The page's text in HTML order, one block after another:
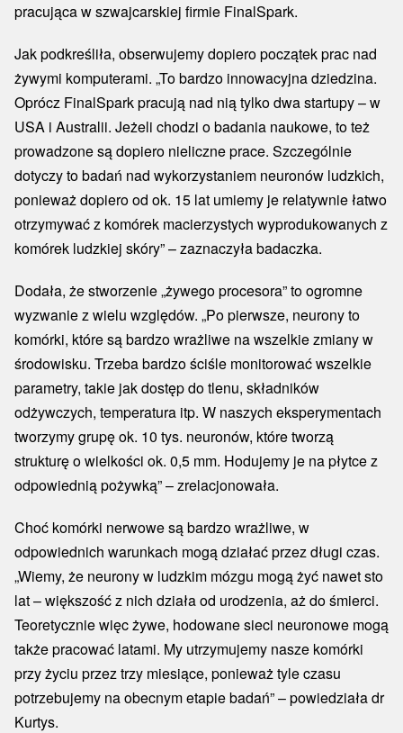
pracująca w szwajcarskiej firmie FinalSpark.
Jak podkreśliła, obserwujemy dopiero początek prac nad
żywymi komputerami. „To bardzo innowacyjna dziedzina.
Oprócz FinalSpark pracują nad nią tylko dwa startupy – w
USA i Australii. Jeżeli chodzi o badania naukowe, to też
prowadzone są dopiero nieliczne prace. Szczególnie
dotyczy to badań nad wykorzystaniem neuronów ludzkich,
ponieważ dopiero od ok. 15 lat umiemy je relatywnie łatwo
otrzymywać z komórek macierzystych wyprodukowanych z
komórek ludzkiej skóry” – zaznaczyła badaczka.
Dodała, że stworzenie „żywego procesora” to ogromne
wyzwanie z wielu względów. „Po pierwsze, neurony to
komórki, które są bardzo wrażliwe na wszelkie zmiany w
środowisku. Trzeba bardzo ściśle monitorować wszelkie
parametry, takie jak dostęp do tlenu, składników
odżywczych, temperatura itp. W naszych eksperymentach
tworzymy grupę ok. 10 tys. neuronów, które tworzą
strukturę o wielkości ok. 0,5 mm. Hodujemy je na płytce z
odpowiednią pożywką” – zrelacjonowała.
Choć komórki nerwowe są bardzo wrażliwe, w
odpowiednich warunkach mogą działać przez długi czas.
„Wiemy, że neurony w ludzkim mózgu mogą żyć nawet sto
lat – większość z nich działa od urodzenia, aż do śmierci.
Teoretycznie więc żywe, hodowane sieci neuronowe mogą
także pracować latami. My utrzymujemy nasze komórki
przy życiu przez trzy miesiące, ponieważ tyle czasu
potrzebujemy na obecnym etapie badań” – powiedziała dr
Kurtys.